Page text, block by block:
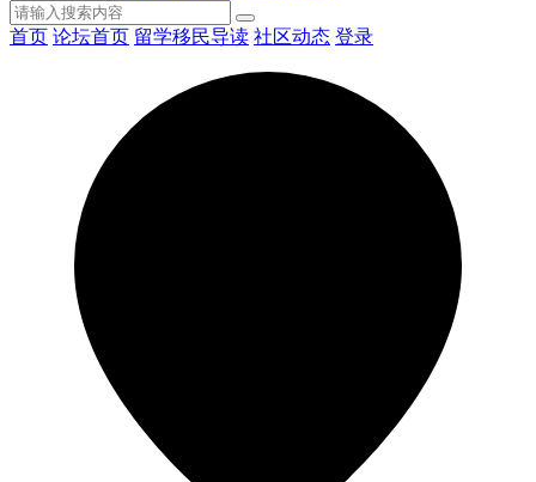
首页 论坛首页 留学移民导读 社区动态 登录